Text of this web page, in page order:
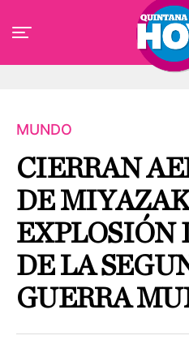
MUNDO
CIERRAN
DE
EXPLOSIÓN
DE LA
GUERRA